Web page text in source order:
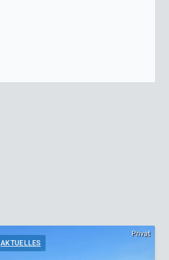
Privat
AKTUELLES